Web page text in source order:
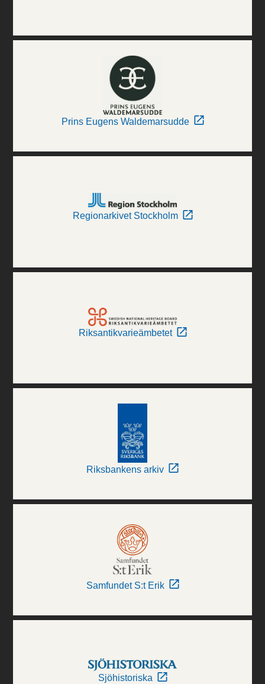
Prins Eugens Waldemarsudde
Regionarkivet Stockholm
Riksantikvarieämbetet
Riksbankens arkiv
Samfundet S:t Erik
Sjöhistoriska